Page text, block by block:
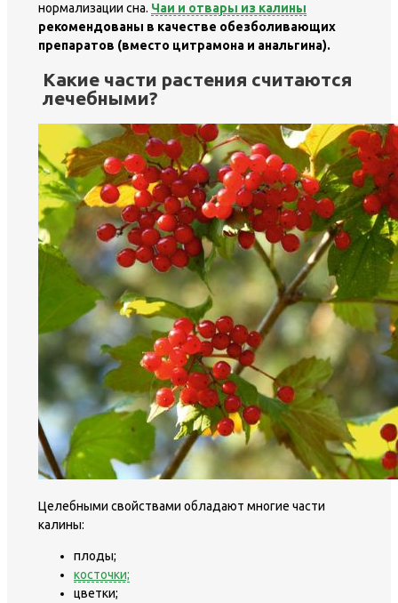
нормализации сна. Чаи и отвары из калины
рекомендованы в качестве обезболивающих
препаратов (вместо цитрамона и анальгина).
Какие части растения считаются
лечебными?
Целебными свойствами обладают многие части
калины:
плоды;
косточки;
цветки;